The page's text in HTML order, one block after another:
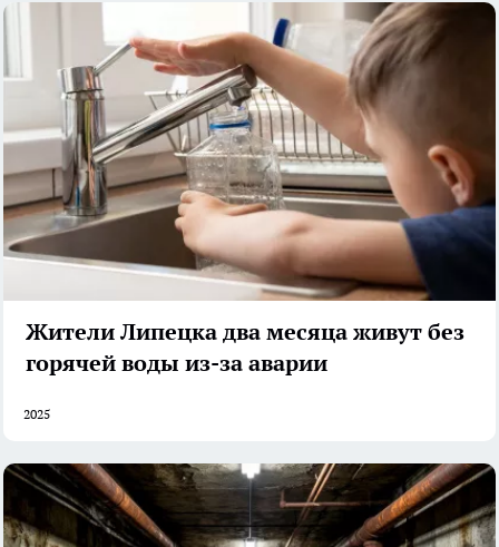
Жители Липецка два месяца живут без
горячей воды из-за аварии
2025